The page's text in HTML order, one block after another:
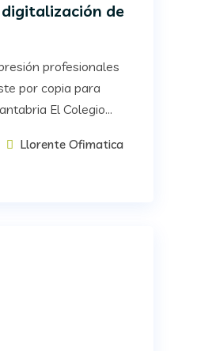
de
profesionales
por copia para
El Colegio...
Llorente Ofimatica